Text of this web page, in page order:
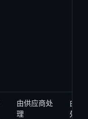
由供应商处
理
由供
处理